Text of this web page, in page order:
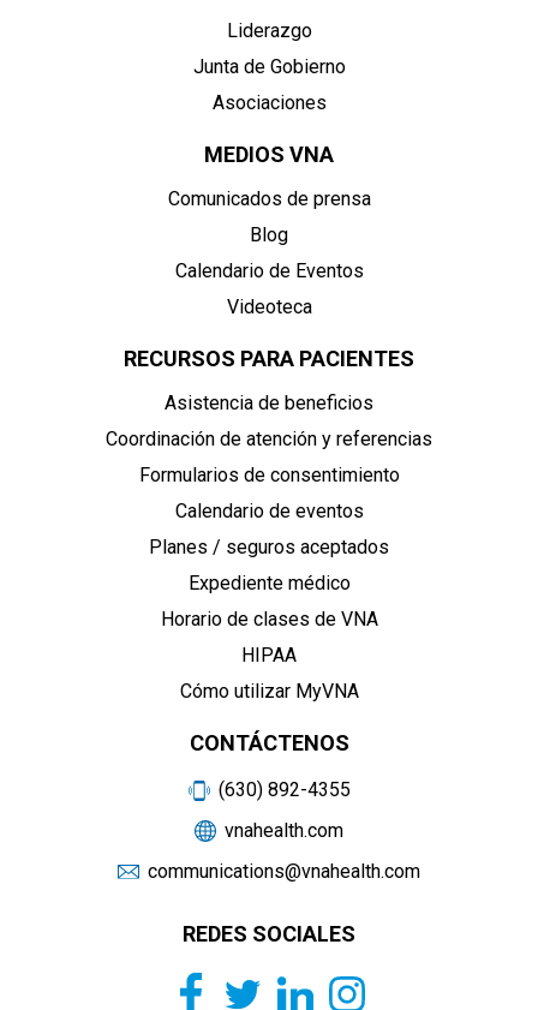
Liderazgo
Junta de Gobierno
Asociaciones
MEDIOS VNA
Comunicados de prensa
Blog
Calendario de Eventos
Videoteca
RECURSOS PARA PACIENTES
Asistencia de beneficios
Coordinación de atención y referencias
Formularios de consentimiento
Calendario de eventos
Planes / seguros aceptados
Expediente médico
Horario de clases de VNA
HIPAA
Cómo utilizar MyVNA
CONTÁCTENOS
(630) 892-4355
vnahealth.com
communications@vnahealth.com
REDES SOCIALES